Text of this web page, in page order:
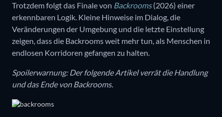
Trotzdem folgt das Finale von Backrooms (2026) einer
erkennbaren Logik. Kleine Hinweise im Dialog, die
Veränderungen der Umgebung und die letzte Einstellung
zeigen, dass die Backrooms weit mehr tun, als Menschen in
endlosen Korridoren gefangen zu halten.
Spoilerwarnung: Der folgende Artikel verrät die Handlung
und das Ende von Backrooms.